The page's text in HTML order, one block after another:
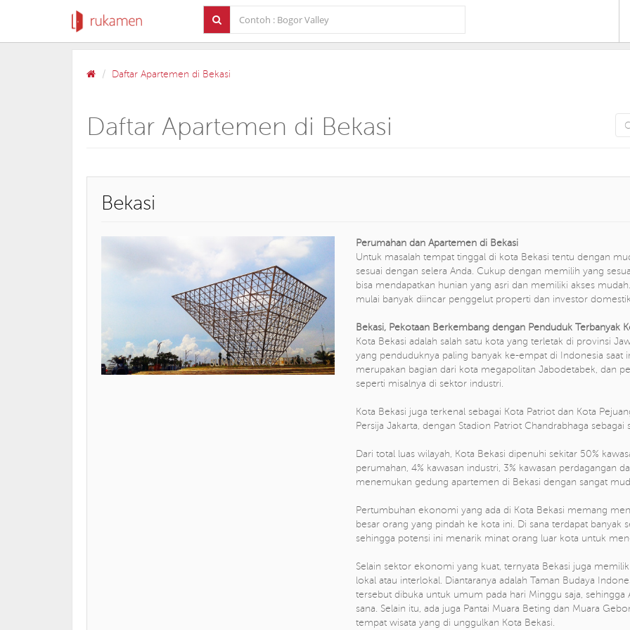
Daftar Apartemen di Bekasi
Daftar Apartemen di Bekasi
Bekasi
Perumahan dan Apartemen di Bekasi
Untuk masalah tempat tinggal di kota Bekasi tentu dengan
sesuai dengan selera Anda. Cukup dengan memilih yang
bisa mendapatkan hunian yang asri dan memiliki akses
mulai banyak diincar penggelut properti dan investor
Bekasi, Pekotaan Berkembang dengan Penduduk Terbanyak
Kota Bekasi adalah salah satu kota yang terletak di provinsi
yang penduduknya paling banyak ke-empat di Indonesia saat
merupakan bagian dari kota megapolitan Jabodetabek, dan
seperti misalnya di sektor industri.
Kota Bekasi juga terkenal sebagai Kota Patriot dan Kota
Persija Jakarta, dengan Stadion Patriot Chandrabhaga sebagai
Dari total luas wilayah, Kota Bekasi dipenuhi sekitar 50%
perumahan, 4% kawasan industri, 3% kawasan perdagangan
menemukan gedung apartemen di Bekasi dengan sangat
Pertumbuhan ekonomi yang ada di Kota Bekasi memang
besar orang yang pindah ke kota ini. Di sana terdapat banyak
sehingga potensi ini menarik minat orang luar kota untuk
Selain sektor ekonomi yang kuat, ternyata Bekasi juga
lokal atau interlokal. Diantaranya adalah Taman Budaya
tersebut dibuka untuk umum pada hari Minggu saja,
sana. Selain itu, ada juga Pantai Muara Beting dan Muara
tempat wisata yang di unggulkan Kota Bekasi.